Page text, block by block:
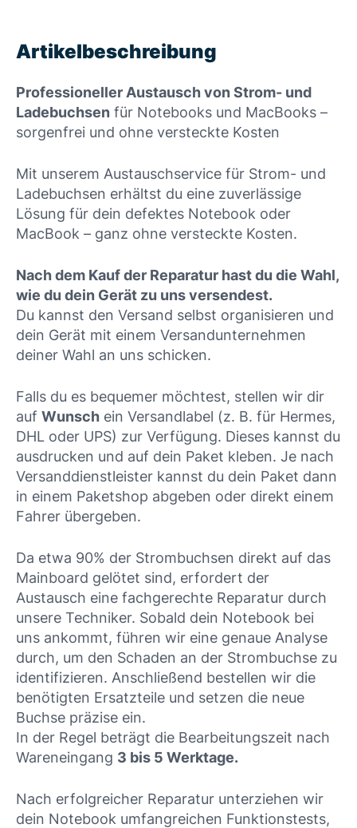
Artikelbeschreibung
Professioneller Austausch von Strom- und
Ladebuchsen für Notebooks und MacBooks –
sorgenfrei und ohne versteckte Kosten
Mit unserem Austauschservice für Strom- und
Ladebuchsen erhältst du eine zuverlässige
Lösung für dein defektes Notebook oder
MacBook – ganz ohne versteckte Kosten.
Nach dem Kauf der Reparatur hast du die Wahl,
wie du dein Gerät zu uns versendest.
Du kannst den Versand selbst organisieren und
dein Gerät mit einem Versandunternehmen
deiner Wahl an uns schicken.
Falls du es bequemer möchtest, stellen wir dir
auf Wunsch ein Versandlabel (z. B. für Hermes,
DHL oder UPS) zur Verfügung. Dieses kannst du
ausdrucken und auf dein Paket kleben. Je nach
Versanddienstleister kannst du dein Paket dann
in einem Paketshop abgeben oder direkt einem
Fahrer übergeben.
Da etwa 90% der Strombuchsen direkt auf das
Mainboard gelötet sind, erfordert der
Austausch eine fachgerechte Reparatur durch
unsere Techniker. Sobald dein Notebook bei
uns ankommt, führen wir eine genaue Analyse
durch, um den Schaden an der Strombuchse zu
identifizieren. Anschließend bestellen wir die
benötigten Ersatzteile und setzen die neue
Buchse präzise ein.
In der Regel beträgt die Bearbeitungszeit nach
Wareneingang 3 bis 5 Werktage.
Nach erfolgreicher Reparatur unterziehen wir
dein Notebook umfangreichen Funktionstests,